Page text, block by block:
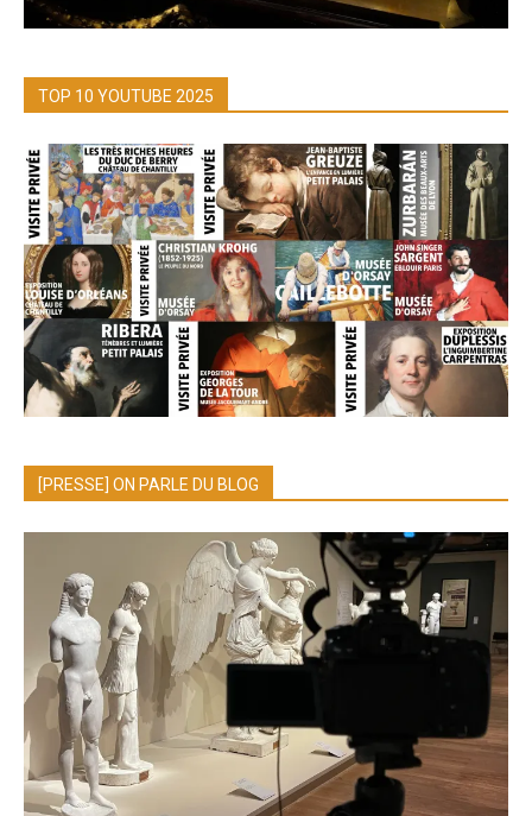
TOP 10 YOUTUBE 2025
[PRESSE] ON PARLE DU BLOG